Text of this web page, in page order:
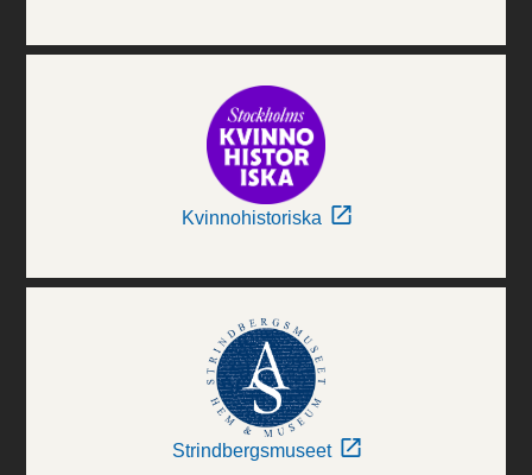
Kvinnohistoriska
Strindbergsmuseet